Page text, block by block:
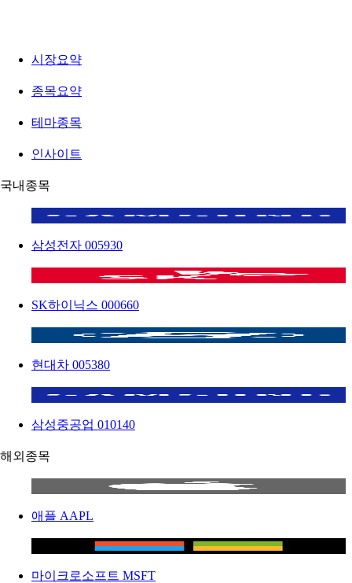
시장요약
종목요약
테마종목
인사이트
국내종목
삼성전자 005930
SK하이닉스 000660
현대차 005380
삼성중공업 010140
해외종목
애플 AAPL
마이크로소프트 MSFT